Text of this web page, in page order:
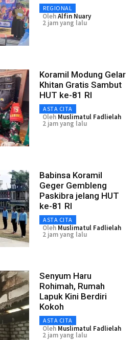
REGIONAL
OlehAlfin Nuary
2 jam yang lalu
Koramil Modung Gelar
Khitan Gratis Sambut
HUT ke-81 RI
ASTA CITA
Oleh Muslimatul Fadlielah
2 jam yang lalu
Babinsa Koramil
Geger Gembleng
Paskibra jelang HUT
ke-81 RI
ASTA CITA
Oleh Muslimatul Fadlielah
2 jam yang lalu
Senyum Haru
Rohimah, Rumah
Lapuk Kini Berdiri
Kokoh
ASTA CITA
Oleh Muslimatul Fadlielah
2 jam yang lalu